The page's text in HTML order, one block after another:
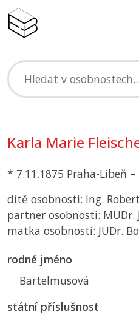
Karla Marie
* 7.11.1875 Praha-Libeň –
dítě osobnosti: Ing.
partner osobnosti: MUDr.
matka osobnosti: JUDr.
rodné jméno
Bartelmusová
státní příslušnost